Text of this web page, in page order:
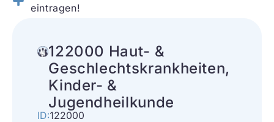
eintragen!
122000 Haut- &
Geschlechtskrankheiten,
Kinder- &
Jugendheilkunde
ID:122000